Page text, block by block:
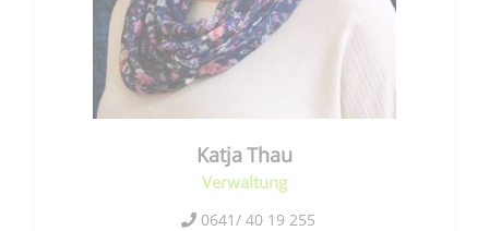
Katja Thau
Verwaltung
0641/ 40 19 255